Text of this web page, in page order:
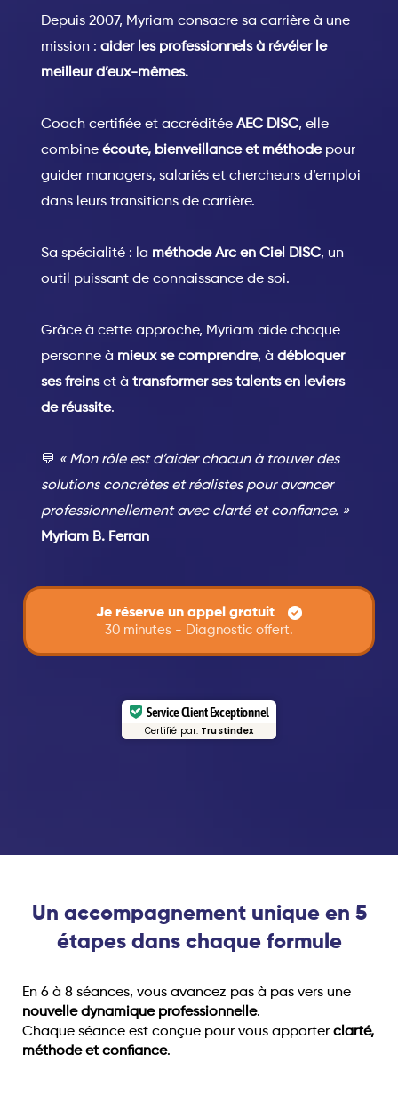
Depuis 2007, Myriam consacre sa carrière à une
mission : aider les professionnels à révéler le
meilleur d’eux-mêmes.
Coach certifiée et accréditée AEC DISC, elle
combine écoute, bienveillance et méthodepour
guider managers, salariés et chercheurs d’emploi
dans leurs transitions de carrière.
Sa spécialité : la méthode Arc en Ciel DISC, un
outil puissant de connaissance de soi.
Grâce à cette approche, Myriam aide chaque
personne à mieux se comprendre, à débloquer
ses freinset à transformer ses talents en leviers
de réussite.
💬 « Mon rôle est d’aider chacun à trouver des
solutions concrètes et réalistes pour avancer
professionnellement avec clarté et confiance. »-
Myriam B. Ferran
Je réserve un appel gratuit
30 minutes - Diagnostic offert.
Service Client Exceptionnel
Certifié par: Trustindex
Un accompagnement unique en 5
étapes dans chaque formule
En 6 à 8 séances, vous avancez pas à pas vers une
nouvelle dynamique professionnelle.
Chaque séance est conçue pour vous apporter clarté,
méthode et confiance.